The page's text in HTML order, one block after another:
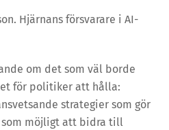
Hjärnans försvarare i AI-
om det som väl borde
för politiker att hålla:
strategier som gör
som möjligt att bidra till